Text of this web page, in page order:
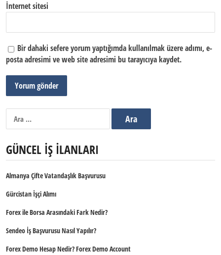
İnternet sitesi
Bir dahaki sefere yorum yaptığımda kullanılmak üzere adımı, e-
posta adresimi ve web site adresimi bu tarayıcıya kaydet.
GÜNCEL İŞ İLANLARI
Almanya Çifte Vatandaşlık Başvurusu
Gürcistan İşçi Alımı
Forex ile Borsa Arasındaki Fark Nedir?
Sendeo İş Başvurusu Nasıl Yapılır?
Forex Demo Hesap Nedir? Forex Demo Account